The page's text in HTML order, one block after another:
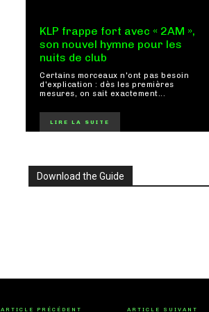
KLP frappe fort avec « 2AM »,
son nouvel hymne pour les
nuits de club
Certains morceaux n'ont pas besoin
d'explication : dès les premières
mesures, on sait exactement...
LIRE LA SUITE
Download the Guide
ARTICLE PRÉCÉDENT ARTICLE SUIVANT